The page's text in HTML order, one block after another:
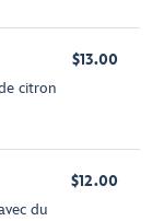
citron
$13.00
du
$12.00